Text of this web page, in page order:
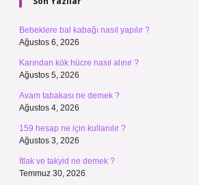
Bebeklere bal kabağı nasıl yapılır ?
Ağustos 6, 2026
Karından kök hücre nasıl alınır ?
Ağustos 5, 2026
Avam tabakası ne demek ?
Ağustos 4, 2026
159 hesap ne için kullanılır ?
Ağustos 3, 2026
İtlak ve takyid ne demek ?
Temmuz 30, 2026